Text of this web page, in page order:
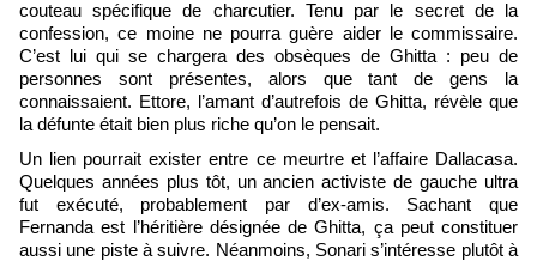
couteau spécifique de charcutier. Tenu par le secret de la
confession, ce moine ne pourra guère aider le commissaire.
C’est lui qui se chargera des obsèques de Ghitta : peu de
personnes sont présentes, alors que tant de gens la
connaissaient. Ettore, l’amant d’autrefois de Ghitta, révèle que
la défunte était bien plus riche qu’on le pensait.
Un lien pourrait exister entre ce meurtre et l’affaire Dallacasa.
Quelques années plus tôt, un ancien activiste de gauche ultra
fut exécuté, probablement par d’ex-amis. Sachant que
Fernanda est l’héritière désignée de Ghitta, ça peut constituer
aussi une piste à suivre. Néanmoins, Sonari s’intéresse plutôt à